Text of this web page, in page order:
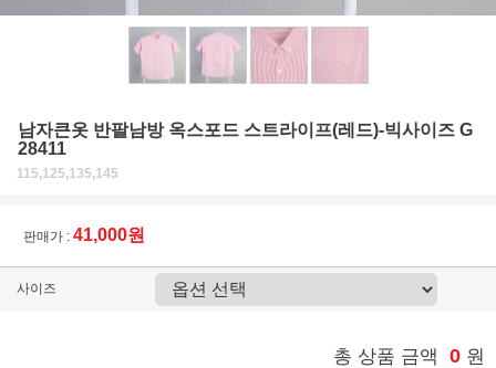
남자큰옷 반팔남방 옥스포드 스트라이프(레드)-빅사이즈 G
28411
115,125,135,145
판매가 : 41,000원
사이즈
총 상품 금액 0 원